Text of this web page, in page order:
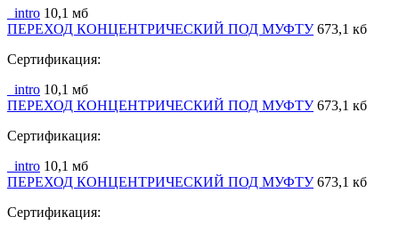
_intro 10,1 мб
ПЕРЕХОД КОНЦЕНТРИЧЕСКИЙ ПОД МУФТУ 673,1 кб
Сертификация:
_intro 10,1 мб
ПЕРЕХОД КОНЦЕНТРИЧЕСКИЙ ПОД МУФТУ 673,1 кб
Сертификация:
_intro 10,1 мб
ПЕРЕХОД КОНЦЕНТРИЧЕСКИЙ ПОД МУФТУ 673,1 кб
Сертификация: